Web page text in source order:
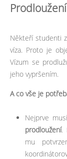
Někteří studenti
víza. Proto je
Vízum se
jeho vypršením.
A co vše je
Nejprve
prodloužení.
mu